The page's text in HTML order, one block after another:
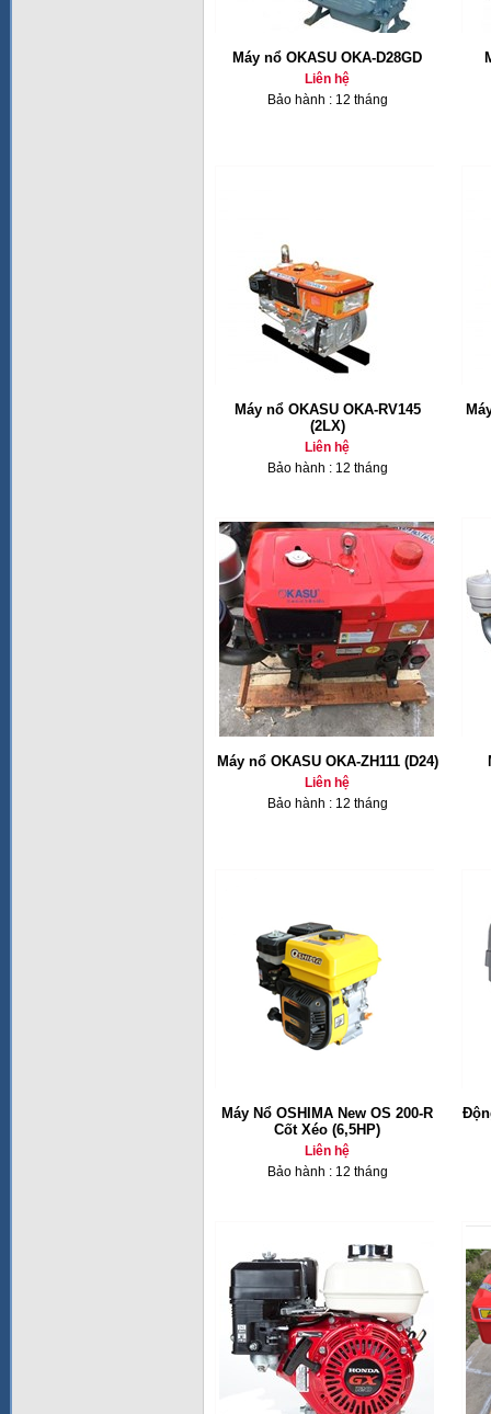
Máy nổ OKASU OKA-D28GD
Liên hệ
Bảo hành : 12 tháng
Máy nổ OKASU OKA-RV145
(2LX)
Liên hệ
Bảo hành : 12 tháng
Máy nổ OKASU OKA-ZH111 (D24)
Liên hệ
Bảo hành : 12 tháng
Máy Nổ OSHIMA New OS 200-R
Cốt Xéo (6,5HP)
Liên hệ
Bảo hành : 12 tháng